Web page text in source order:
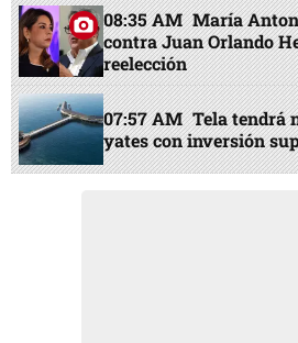
08:35 AM María
contra Juan Orlando
reelección
07:57 AM Tela tendrá
yates con inversión